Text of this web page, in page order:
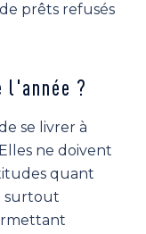
prêts refusés
l'année ?
se livrer à
ne doivent
quant
surtout